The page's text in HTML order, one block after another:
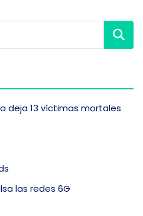
deja 13 víctimas mortales
las redes 6G